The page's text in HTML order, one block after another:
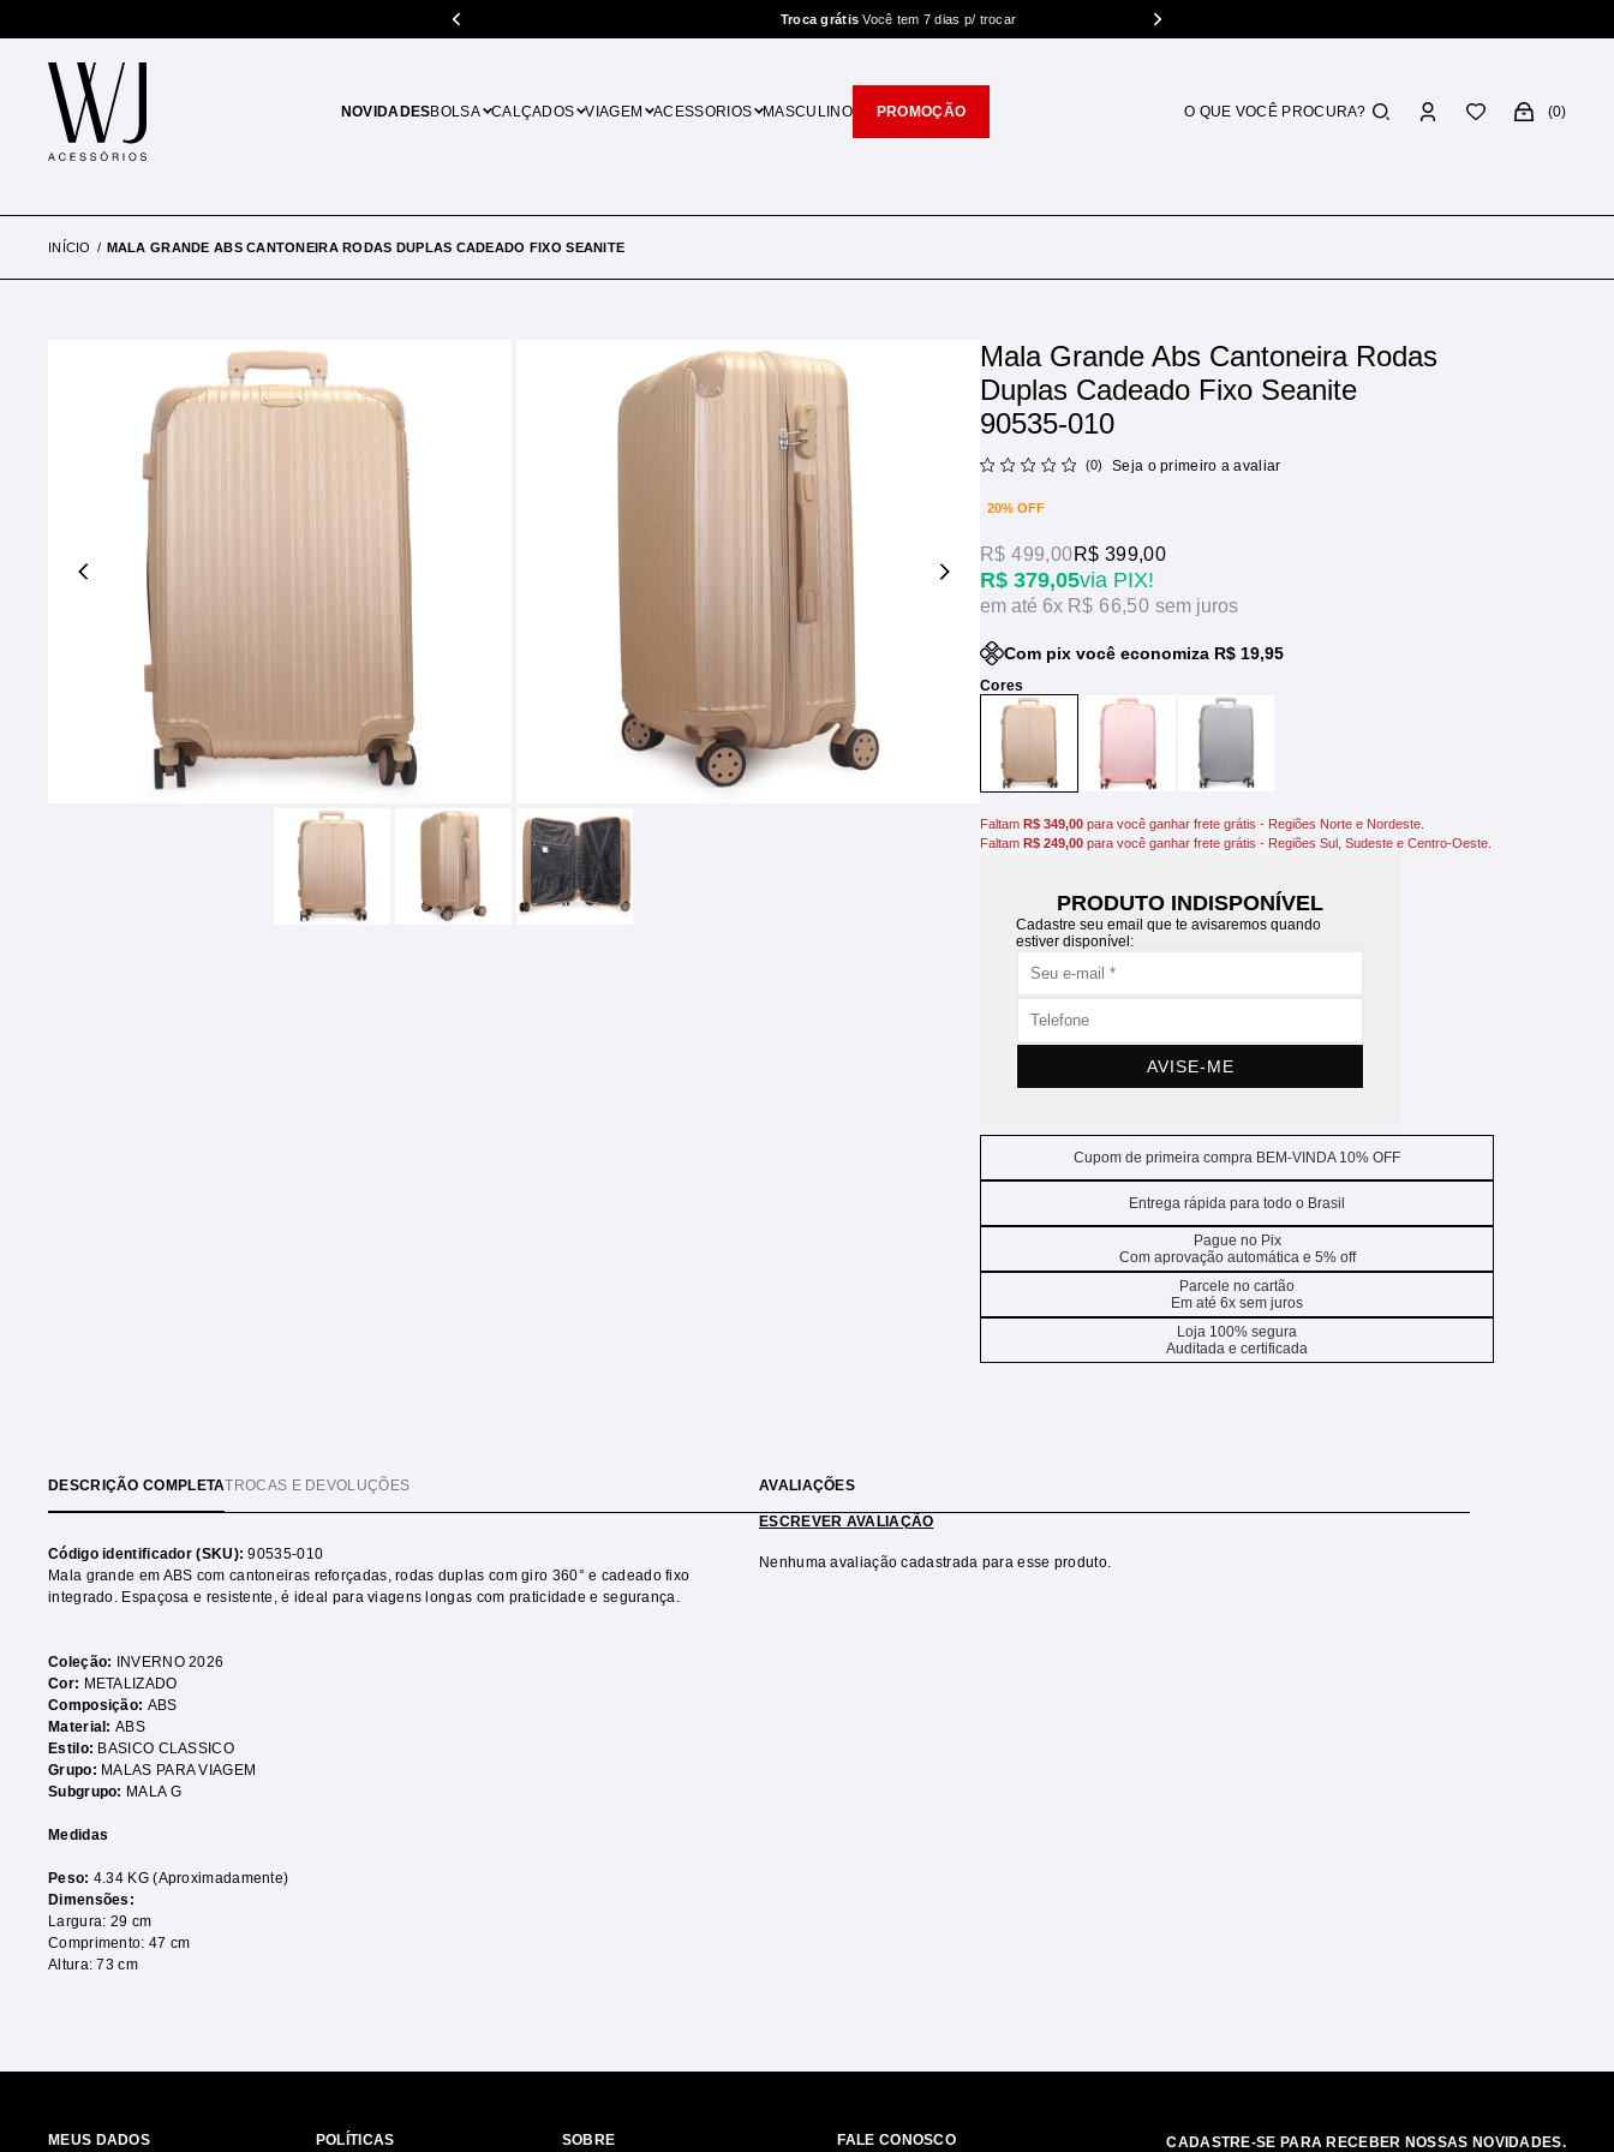
Troca grátisVocê tem 7 dias p/ trocar
NOVIDADESBOLSA CALÇADOS VIAGEM ACESSORIOS MASCULINO PROMOÇÃO 0
INÍCIO MALA GRANDE ABS CANTONEIRA RODAS DUPLAS CADEADO FIXO SEANITE
Mala Grande Abs Cantoneira Rodas
Duplas Cadeado Fixo Seanite
90535-010
(0) Seja o primeiro a avaliar
20% OFF
R$ 379,05via PIX!
R$ 499,00R$ 399,00
6x R$ 66,50 sem juros
Com pix você economiza R$ 19,95
Faltam R$ 349,00 para você ganhar frete grátis - Regiões Norte e Nordeste.
Faltam R$ 249,00 para você ganhar frete grátis - Regiões Sul, Sudeste e Centro-Oeste.
PRODUTO INDISPONÍVEL
Cadastre seu email que te avisaremos quando
estiver disponível:
AVISE-ME
Cupom de primeira compra BEM-VINDA 10% OFF
Entrega rápida para todo o Brasil
Pague no Pix
Com aprovação automática e 5% off
Parcele no cartão
Em até 6x sem juros
Loja 100% segura
Auditada e certificada
DESCRIÇÃO COMPLETATROCAS E DEVOLUÇÕES
Código identificador (SKU): 90535-010
Mala grande em ABS com cantoneiras reforçadas, rodas duplas com giro 360° e cadeado fixo
integrado. Espaçosa e resistente, é ideal para viagens longas com praticidade e segurança.
Coleção:
INVERNO 2026
Cor: METALIZADO
Composição: ABS
Material: ABS
Estilo: BASICO CLASSICO
Grupo: MALAS PARA VIAGEM
Subgrupo: MALA G
Medidas
Peso: 4.34 KG (Aproximadamente)
Dimensões:
Largura: 29 cm
Comprimento: 47 cm
Altura: 73 cm
AVALIAÇÕES
ESCREVER AVALIAÇÃO
Nenhuma avaliação cadastrada para esse produto.
MEUS DADOS POLÍTICAS SOBRE FALE CONOSCO CADASTRE-SE PARA RECEBER NOSSAS NOVIDADES.